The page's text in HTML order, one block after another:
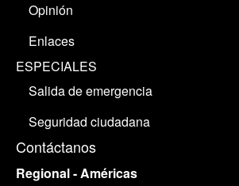
Opinión
Enlaces
ESPECIALES
Salida de emergencia
Seguridad ciudadana
Contáctanos
Regional - Américas